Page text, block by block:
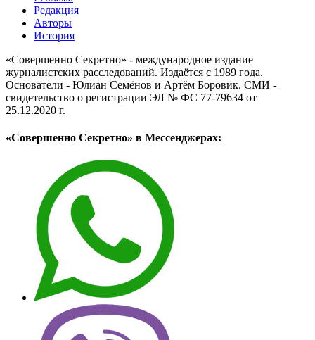
Редакция
Авторы
История
«Совершенно Секретно» - международное издание
журналистских расследований. Издаётся с 1989 года.
Основатели - Юлиан Семёнов и Артём Боровик. CМИ -
свидетельство о регистрации ЭЛ № ФС 77-79634 от
25.12.2020 г.
«Совершенно Секретно» в Мессенджерах: